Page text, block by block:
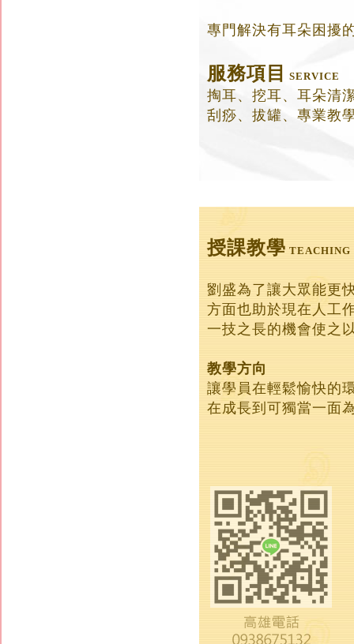
專門解決有耳朵困擾
服務項目 SERVICE
掏耳、挖耳、耳朵清
刮痧、拔罐、專業教
授課教學 TEACHING
劉盛為了讓大眾能更
方面也助於現在人工
一技之長的機會使之
教學方向
讓學員在輕鬆愉快的
在成長到可獨當一面